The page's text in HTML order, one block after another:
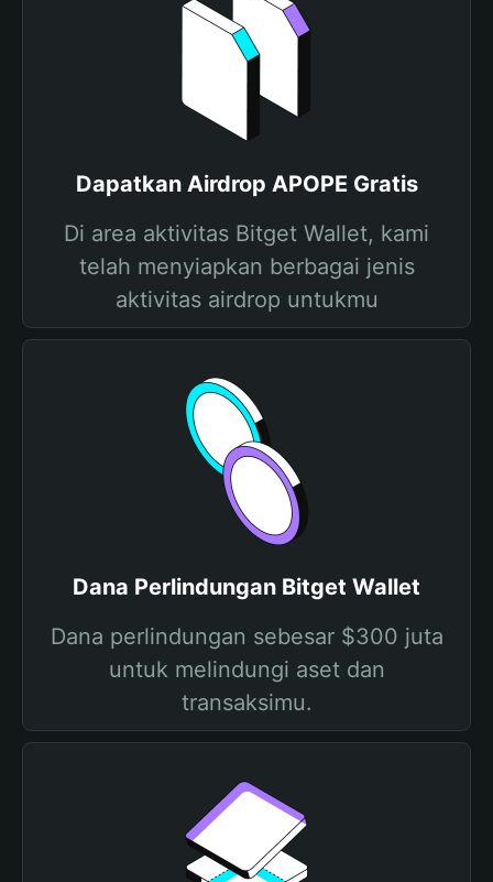
Dapatkan Airdrop APOPE Gratis
Di area aktivitas Bitget Wallet, kami
telah menyiapkan berbagai jenis
aktivitas airdrop untukmu
Dana Perlindungan Bitget Wallet
Dana perlindungan sebesar $300 juta
untuk melindungi aset dan
transaksimu.